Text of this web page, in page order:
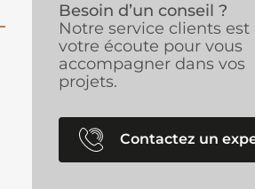
Besoin d’un conseil ?
Notre service clients est
votre écoute pour vous
accompagner dans vos
projets.
Contactez un